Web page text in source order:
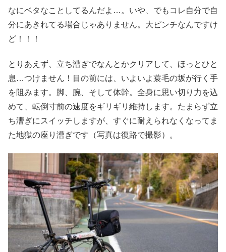
なにベタなことしてるんだよ…。いや、でもコレ自分で自
分にあきれてる場合じゃありません。大ピンチなんですけ
ど！！！
とりあえず、立ち漕ぎでなんとかクリアして、ほっとひと
息…つけません！目の前には、いよいよ蓑毛の坂が行く手
を阻みます。脚、腕、そして体幹。全身に思い切り力を込
めて、転倒寸前の速度をギリギリ維持します。たまらず立
ち漕ぎにスイッチしますが、すぐに耐えられなくなってま
た地獄の座り漕ぎです（写真は復路で撮影）。